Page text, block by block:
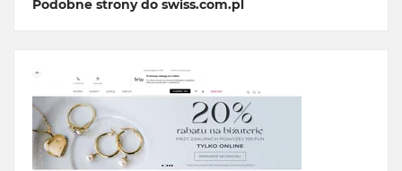
Podobne strony do swiss.com.pl